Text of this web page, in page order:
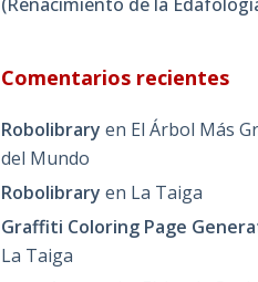
Comentarios recientes
Robolibrary en El Árbol Más
del Mundo
Robolibrary en La Taiga
Graffiti Coloring Page
La Taiga